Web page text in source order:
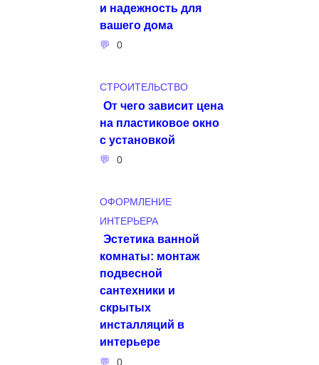
и надежность для
вашего дома
0
СТРОИТЕЛЬСТВО
От чего зависит цена
на пластиковое окно
с установкой
0
ОФОРМЛЕНИЕ
ИНТЕРЬЕРА
Эстетика ванной
комнаты: монтаж
подвесной
сантехники и
скрытых
инсталляций в
интерьере
0